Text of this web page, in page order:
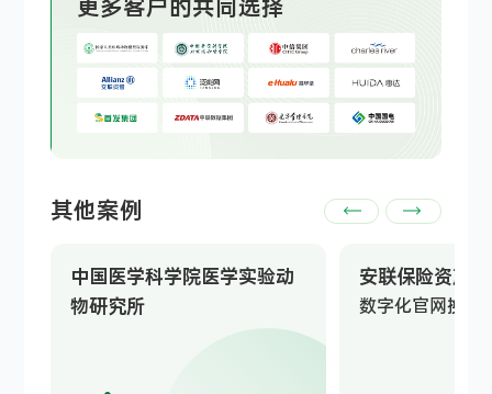
更多客户的共同选择
其他案例
中国医学科学院医学实验动
物研究所
安联保险资产
数字化官网换新